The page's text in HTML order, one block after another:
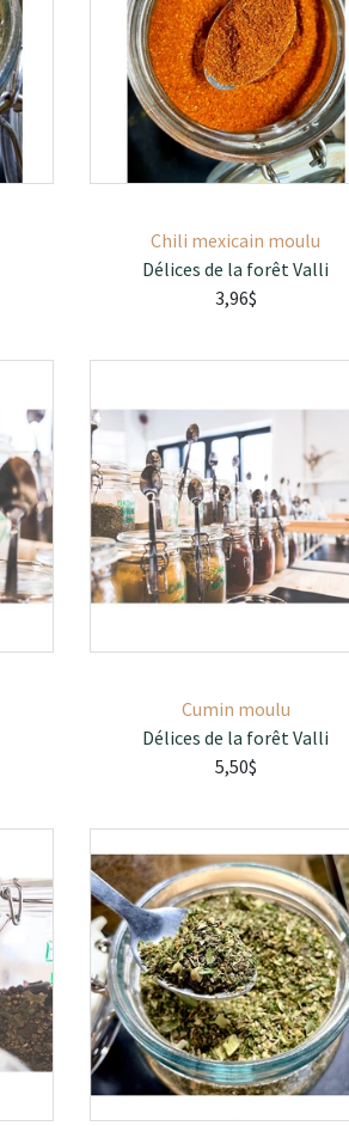
Chili mexicain moulu
Délices de la forêt Valli
3,96$
Cumin moulu
Délices de la forêt Valli
5,50$